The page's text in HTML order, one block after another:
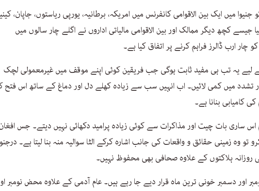
کو جنیوا میں ایک بین الاقوامی کانفرنس میں امریکہ، برطانیہ، یورپی ریاستوں، جاپان،
جیسے کچھ دیگر ممالک اور بین الاقوامی مالیاتی اداروں نے اگلے چار سالوں میں
چار ارب ڈالرز فراہم کرنے پر اتفاق کیا ہے۔
لیے یہ تب ہی مفید ثابت ہوگی جب فریقین کوئی اپنے موقف میں غیرمعمولی لچک
تشدد میں کمی لائیں۔ اب انہیں سب سے زیادہ کھلے دل اور دماغ کے ساتھ اس فتح
کی کامیابی بنانا ہے۔
اس ساری بات چیت اور مذاکرات سے کوئی زیادہ پرامید دکھائی نہیں دیتے۔ جس
تو وہ زمینی حقائق و واقعات کی جانب اشارہ کرکے الٹا سوالیہ منہ بنا لیتا ہے۔
روزانہ ہلاکتوں کے علاوہ صحافی بھی محفوظ نہیں۔
اور دسمبر خونی ترین ماہ قرار دیے جا رہے ہیں۔ عام آدمی کے علاوہ محض نومبر